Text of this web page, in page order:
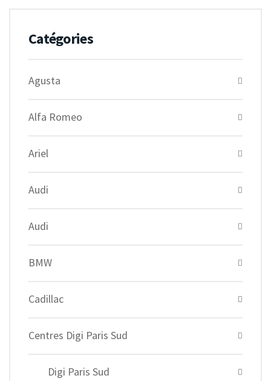
Catégories
Agusta
Alfa Romeo
Ariel
Audi
Audi
BMW
Cadillac
Centres Digi Paris Sud
Digi Paris Sud